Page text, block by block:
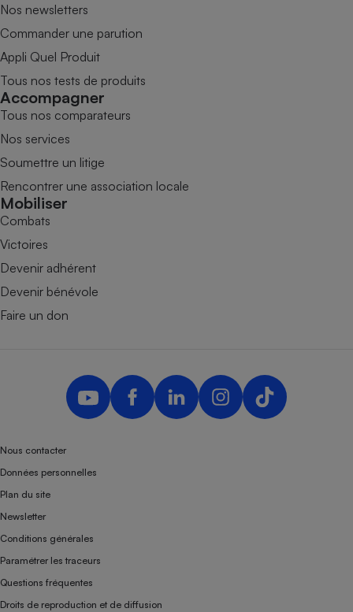
Nos newsletters
Commander une parution
Appli Quel Produit
Tous nos tests de produits
Accompagner
Tous nos comparateurs
Nos services
Soumettre un litige
Rencontrer une association locale
Mobiliser
Combats
Victoires
Devenir adhérent
Devenir bénévole
Faire un don
Nous contacter
Données personnelles
Plan du site
Newsletter
Conditions générales
Paramétrer les traceurs
Questions fréquentes
Droits de reproduction et de diffusion